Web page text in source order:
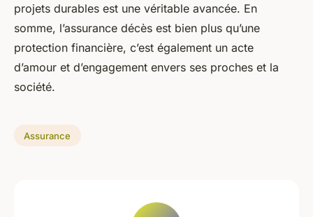
projets durables est une véritable avancée. En
somme, l’assurance décès est bien plus qu’une
protection financière, c’est également un acte
d’amour et d’engagement envers ses proches et la
société.
Assurance